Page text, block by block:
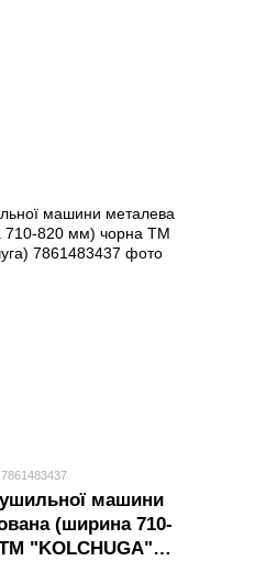
машини
(ширина 710-
"KOLCHUGA"